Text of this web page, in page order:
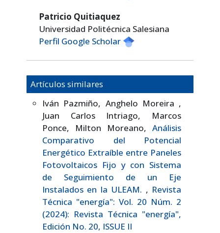
Patricio Quitiaquez
Universidad Politécnica Salesiana
Perfil Google Scholar
Artículos similares
Iván Pazmiño, Anghelo Moreira ,
Juan Carlos Intriago, Marcos
Ponce, Milton Moreano, Análisis
Comparativo del Potencial
Energético Extraíble entre Paneles
Fotovoltaicos Fijo y con Sistema
de Seguimiento de un Eje
Instalados en la ULEAM. , Revista
Técnica "energía": Vol. 20 Núm. 2
(2024): Revista Técnica "energía",
Edición No. 20, ISSUE II